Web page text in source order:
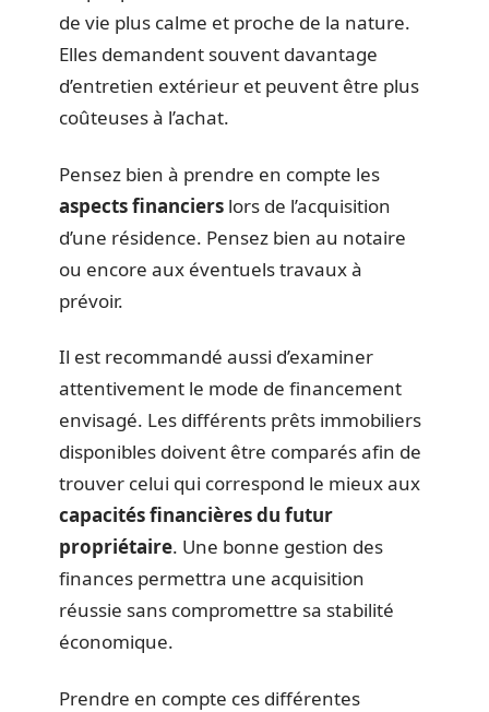
de vie plus calme et proche de la nature.
Elles demandent souvent davantage
d’entretien extérieur et peuvent être plus
coûteuses à l’achat.
Pensez bien à prendre en compte les
aspects financiers lors de l’acquisition
d’une résidence. Pensez bien au notaire
ou encore aux éventuels travaux à
prévoir.
Il est recommandé aussi d’examiner
attentivement le mode de financement
envisagé. Les différents prêts immobiliers
disponibles doivent être comparés afin de
trouver celui qui correspond le mieux aux
capacités financières du futur
propriétaire. Une bonne gestion des
finances permettra une acquisition
réussie sans compromettre sa stabilité
économique.
Prendre en compte ces différentes